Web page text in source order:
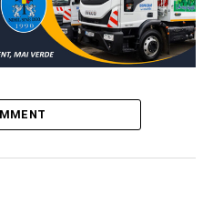
Valahia din Târgoviște!
la Hagioaica! Două